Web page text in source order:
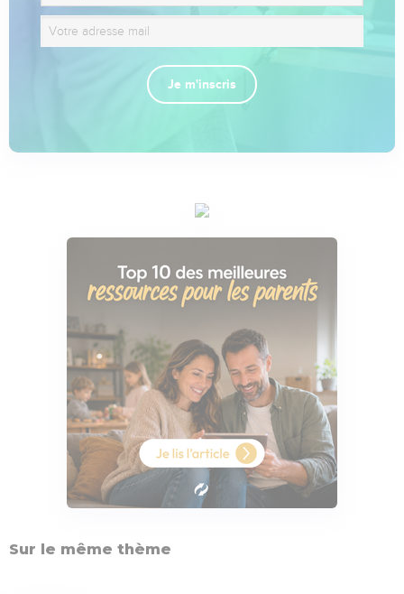
Je m'inscris
Sur le même thème